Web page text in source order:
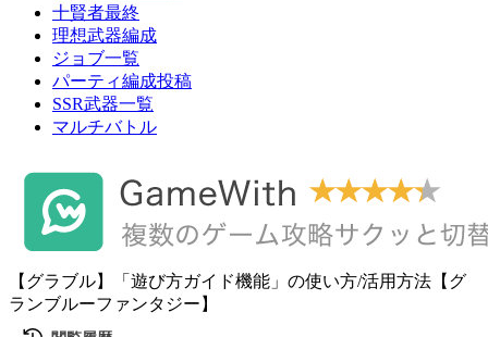
十賢者最終
理想武器編成
ジョブ一覧
パーティ編成投稿
SSR武器一覧
マルチバトル
【グラブル】「遊び方ガイド機能」の使い方/活用方法【グ
ランブルーファンタジー】